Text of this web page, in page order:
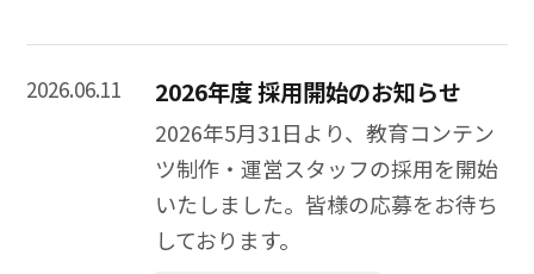
2026.06.11 2026年度 採用開始のお知らせ
2026年5月31日より、教育コンテン
ツ制作・運営スタッフの採用を開始
いたしました。皆様の応募をお待ち
しております。